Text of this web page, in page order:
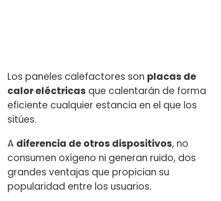
Los paneles calefactores son placas de
calor eléctricas que calentarán de forma
eficiente cualquier estancia en el que los
sitúes.
A diferencia de otros dispositivos, no
consumen oxígeno ni generan ruido, dos
grandes ventajas que propician su
popularidad entre los usuarios.